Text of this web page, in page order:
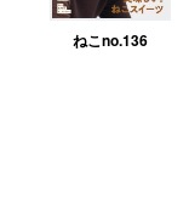
ねこno.136